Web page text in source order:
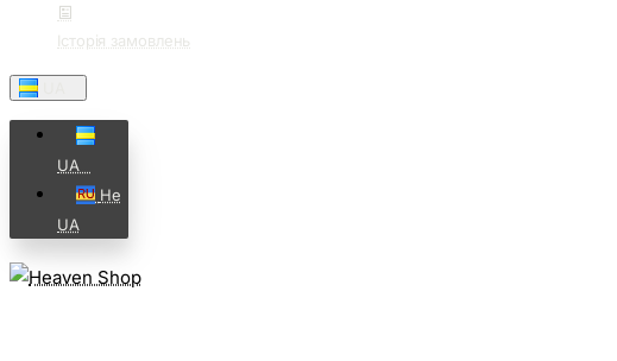
Історія замовлень
UA⠀
Не
UA